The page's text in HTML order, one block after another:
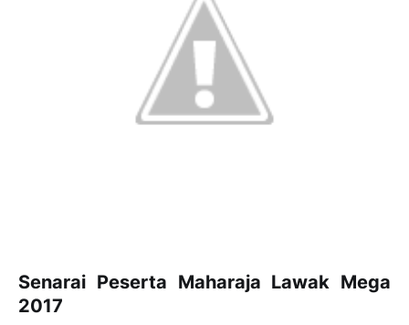
Senarai Peserta Maharaja Lawak Mega
2017